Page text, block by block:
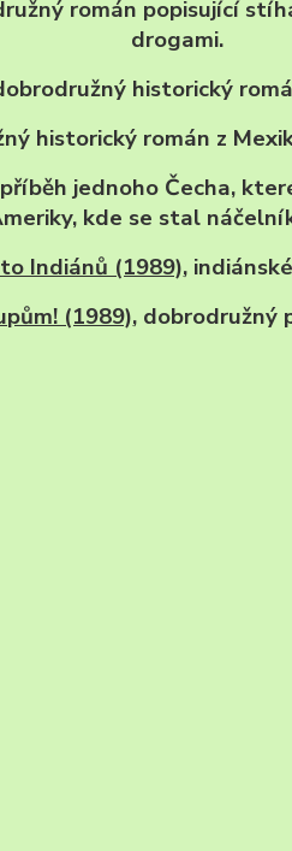
román popisující
drogami.
historický
historický román z
jednoho Čecha,
kde se stal
Indiánů (1989),
(1989), dobrodružný